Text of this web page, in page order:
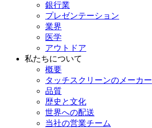
銀行業
プレゼンテーション
業界
医学
アウトドア
私たちについて
概要
タッチスクリーンのメーカー
品質
歴史と文化
世界への配送
当社の営業チーム